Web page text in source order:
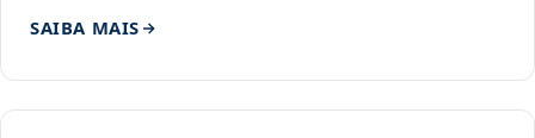
SAIBA MAIS